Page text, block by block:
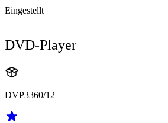
Eingestellt
DVD-Player
DVP3360/12